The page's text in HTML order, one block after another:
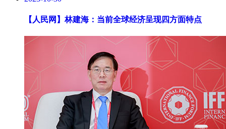
【人民网】林建海：当前全球经济呈现四方面特点